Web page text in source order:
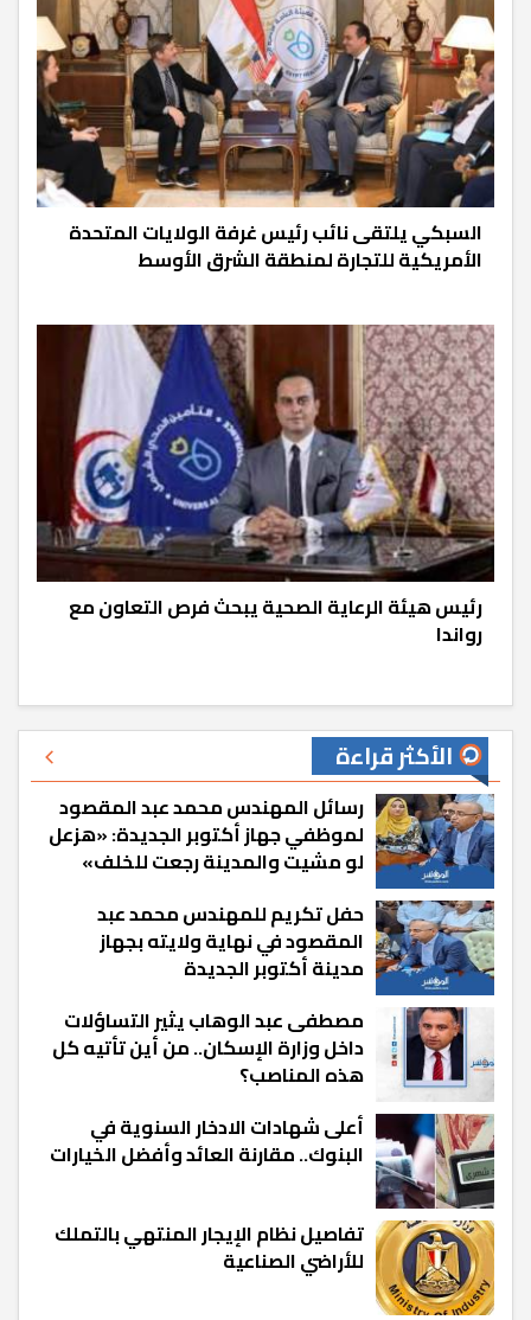
السبكي يلتقى نائب رئيس غرفة الولايات المتحدة
الأمريكية للتجارة لمنطقة الشرق الأوسط
رئيس هيئة الرعاية الصحية يبحث فرص التعاون مع
رواندا
الأكثر قراءة
رسائل المهندس محمد عبد المقصود
لموظفي جهاز أكتوبر الجديدة: «هزعل
لو مشيت والمدينة رجعت للخلف»
حفل تكريم للمهندس محمد عبد
المقصود في نهاية ولايته بجهاز
مدينة أكتوبر الجديدة
مصطفى عبد الوهاب يثير التساؤلات
داخل وزارة الإسكان.. من أين تأتيه كل
هذه المناصب؟
أعلى شهادات الادخار السنوية في
البنوك.. مقارنة العائد وأفضل الخيارات
تفاصيل نظام الإيجار المنتهي بالتملك
للأراضي الصناعية